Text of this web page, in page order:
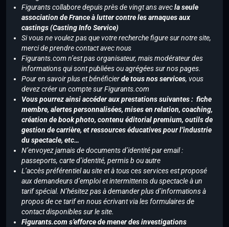
Figurants collabore depuis près de vingt ans avecla seule
association de France à lutter contre les arnaques aux
castings (Casting Info Service)
Si vous ne voulez pas que votre recherche figure sur notre site,
merci de prendre contact avec nous
Figurants.com n’est pas organisateur, mais modérateur des
informations qui sont publiées ou agrégées sur nos pages.
Pour en savoir plus et bénéficierde tous nos services, vous
devez créer un compte sur Figurants.com
Vous pourrez ainsi accéder aux prestations suivantes : fiche
membre, alertes personnalisées, mises en relation, coaching,
création de book photo, contenu éditorial premium, outils de
gestion de carrière, et ressources éducatives pour l’industrie
du spectacle, etc…
N’envoyez jamais de documents d’identité par email :
passeports, carte d’identité, permis b ou autre
L’accès préférentiel au site et à tous ces services est proposé
aux demandeurs d’emploi et intermittents du spectacle à un
tarif spécial. N’hésitez pas à demander plus d’informations à
propos de ce tarif en nous écrivant via les formulaires de
contact disponibles sur le site.
Figurants.com s’efforce de mener des investigations